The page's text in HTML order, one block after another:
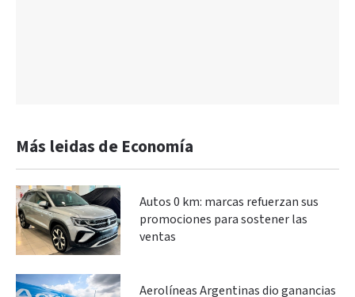
Más leidas de Economía
Autos 0 km: marcas refuerzan sus
promociones para sostener las
ventas
Aerolíneas Argentinas dio ganancias